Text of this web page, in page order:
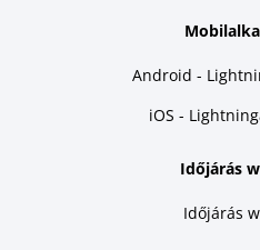
Android -
iOS -
Időjárás
Időjárás